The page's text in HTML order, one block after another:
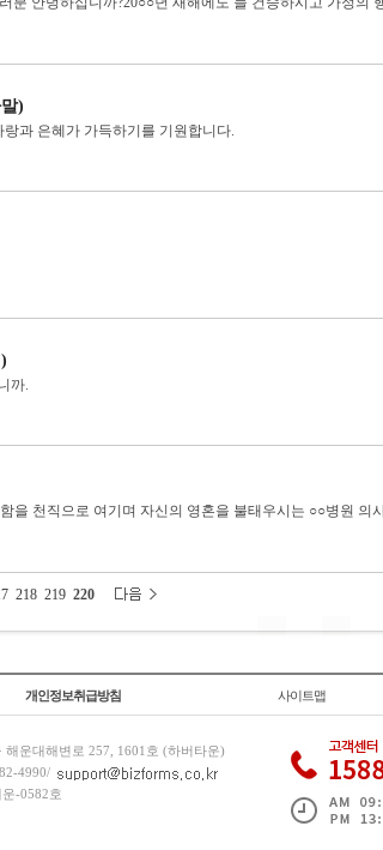
)
과 은혜가 가득하기를 기원합니다.
까.
을 천직으로 여기며 자신의 영혼을 불태우시는 ○○병원 의
218 219 220
개인정보취급방침 사이트맵
운대해변로 257, 1601호 (하버타운)
4990/
-0582호